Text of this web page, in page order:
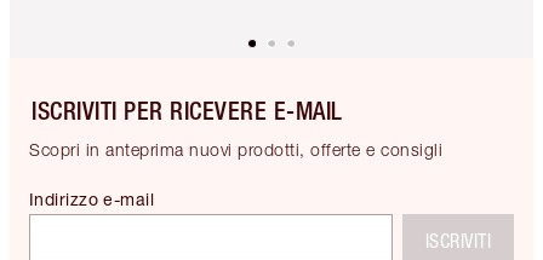
ISCRIVITI PER RICEVERE E-MAIL
Scopri in anteprima nuovi prodotti, offerte e consigli
Indirizzo e-mail
ISCRIVITI